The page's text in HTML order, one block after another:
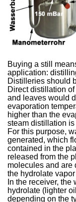
Buying a still
application:
Distilleries should
Direct distillation
and leaves would
evaporation
higher than the
steam distillation
For this purpose,
generated, which
contained in the
released from the
molecules and are
the hydrolate
In the receiver,
hydrolate (lighter
depending on the